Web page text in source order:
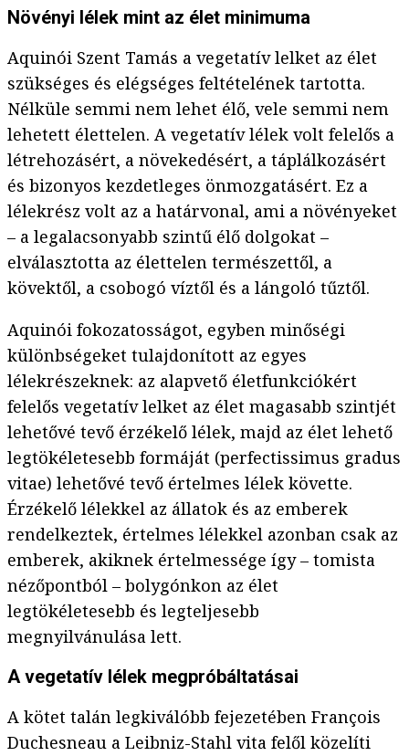
Növényi lélek mint az élet minimuma
Aquinói Szent Tamás a vegetatív lelket az élet
szükséges és elégséges feltételének tartotta.
Nélküle semmi nem lehet élő, vele semmi nem
lehetett élettelen. A vegetatív lélek volt felelős a
létrehozásért, a növekedésért, a táplálkozásért
és bizonyos kezdetleges önmozgatásért. Ez a
lélekrész volt az a határvonal, ami a növényeket
– a legalacsonyabb szintű élő dolgokat –
elválasztotta az élettelen természettől, a
kövektől, a csobogó víztől és a lángoló tűztől.
Aquinói fokozatosságot, egyben minőségi
különbségeket tulajdonított az egyes
lélekrészeknek: az alapvető életfunkciókért
felelős vegetatív lelket az élet magasabb szintjét
lehetővé tevő érzékelő lélek, majd az élet lehető
legtökéletesebb formáját (perfectissimus gradus
vitae) lehetővé tevő értelmes lélek követte.
Érzékelő lélekkel az állatok és az emberek
rendelkeztek, értelmes lélekkel azonban csak az
emberek, akiknek értelmessége így – tomista
nézőpontból – bolygónkon az élet
legtökéletesebb és legteljesebb
megnyilvánulása lett.
A vegetatív lélek megpróbáltatásai
A kötet talán legkiválóbb fejezetében François
Duchesneau a Leibniz-Stahl vita felől közelíti